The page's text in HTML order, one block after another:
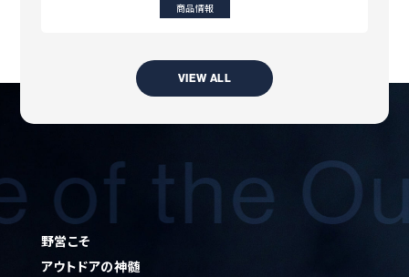
商品情報
VIEW ALL
the
野営こそ
アウトドアの神髄